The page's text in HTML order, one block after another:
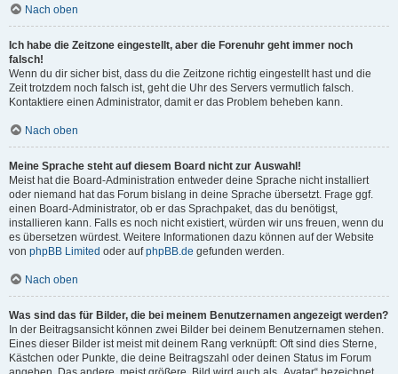
Nach oben
Ich habe die Zeitzone eingestellt, aber die Forenuhr geht immer noch
falsch!
Wenn du dir sicher bist, dass du die Zeitzone richtig eingestellt hast und die
Zeit trotzdem noch falsch ist, geht die Uhr des Servers vermutlich falsch.
Kontaktiere einen Administrator, damit er das Problem beheben kann.
Nach oben
Meine Sprache steht auf diesem Board nicht zur Auswahl!
Meist hat die Board-Administration entweder deine Sprache nicht installiert
oder niemand hat das Forum bislang in deine Sprache übersetzt. Frage ggf.
einen Board-Administrator, ob er das Sprachpaket, das du benötigst,
installieren kann. Falls es noch nicht existiert, würden wir uns freuen, wenn du
es übersetzen würdest. Weitere Informationen dazu können auf der Website
von phpBB Limited oder aufphpBB.de gefunden werden.
Nach oben
Was sind das für Bilder, die bei meinem Benutzernamen angezeigt werden?
In der Beitragsansicht können zwei Bilder bei deinem Benutzernamen stehen.
Eines dieser Bilder ist meist mit deinem Rang verknüpft: Oft sind dies Sterne,
Kästchen oder Punkte, die deine Beitragszahl oder deinen Status im Forum